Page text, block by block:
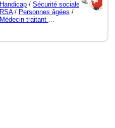
Handicap / Sécurité sociale /
RSA/ Personnes âgées /
Médecin traitant ...